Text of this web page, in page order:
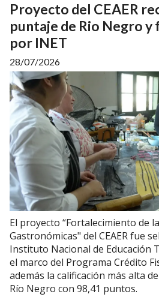
Proyecto del CEAER
puntaje de Rio Negro y
por INET
28/07/2026
El proyecto “Fortalecimiento de
Gastronómicas" del CEAER fue
Instituto Nacional de Educación
el marco del Programa Crédito
además la calificación más alta
Río Negro con 98,41 puntos.